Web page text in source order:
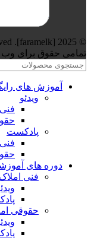
© 2025 [faramelk]. All rights reserved.
تمامی حقوق برای
آموزش های
ویدئو
پادکست
دوره های
فنی املاک
حقوقی